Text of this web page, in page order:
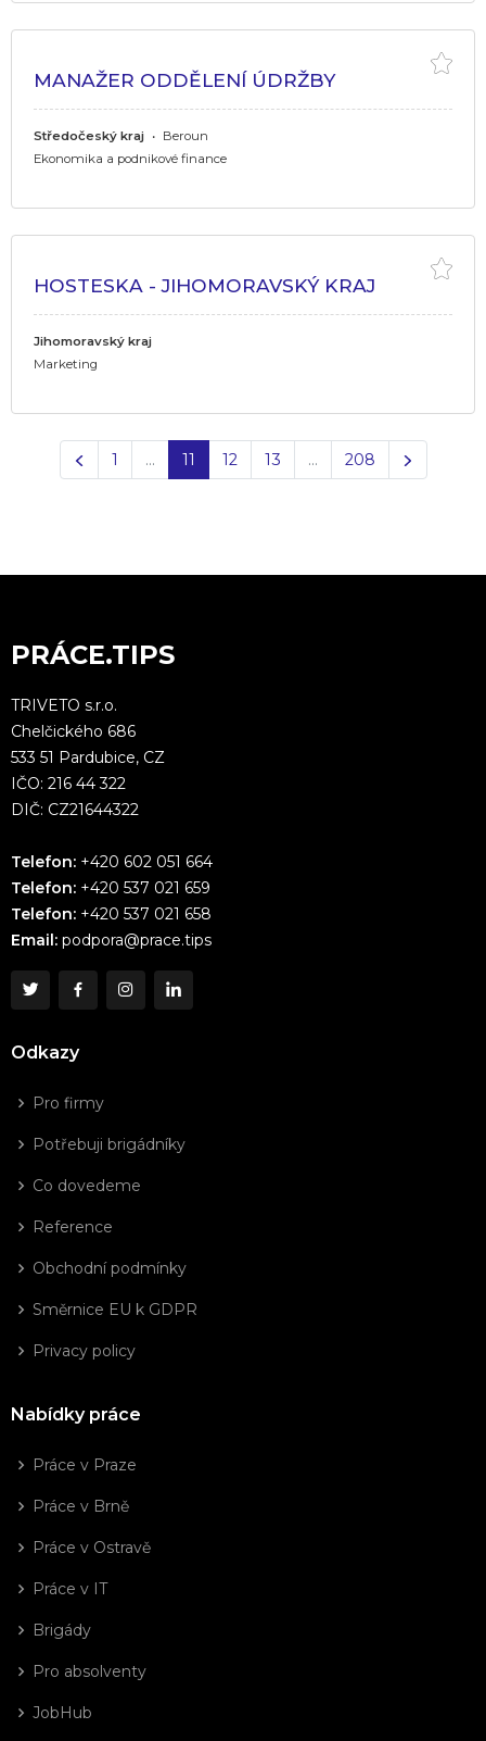
MANAŽER ODDĚLENÍ ÚDRŽBY
Středočeský kraj • Beroun
Ekonomika a podnikové finance
HOSTESKA - JIHOMORAVSKÝ KRAJ
Jihomoravský kraj
Marketing
Předchozí
1 … 11 12 13 … 208
PRÁCE.TIPS
TRIVETO s.r.o.
Chelčického 686
533 51 Pardubice, CZ
IČO: 216 44 322
DIČ: CZ21644322
Telefon: +420 602 051 664
Telefon: +420 537 021 659
Telefon: +420 537 021 658
Email: podpora@prace.tips
Odkazy
Pro firmy
Potřebuji brigádníky
Co dovedeme
Reference
Obchodní podmínky
Směrnice EU k GDPR
Privacy policy
Nabídky práce
Práce v Praze
Práce v Brně
Práce v Ostravě
Práce v IT
Brigády
Pro absolventy
JobHub